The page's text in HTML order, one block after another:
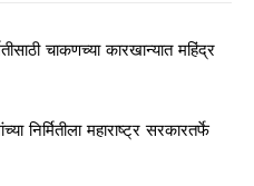
चाकणच्या कारखान्यात महिंद्र
निर्मितीला महाराष्ट्र सरकारतर्फे